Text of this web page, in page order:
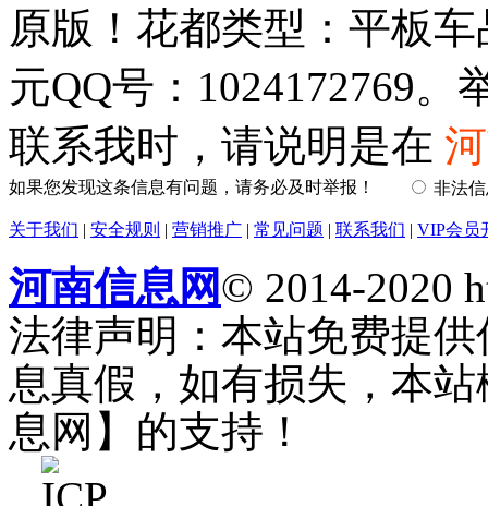
原版！花都类型：平板
元QQ号：1024172769。
联系我时，请说明是在
如果您发现这条信息有问题，请务必及时举报！ 非法
关于我们 | 安全规则 | 营销推广 | 常见问题 | 联系我们 | VIP会员
河南信息网© 2014-2020
法律声明：本站免费提
息真假，如有损失，本
息网】的支持！